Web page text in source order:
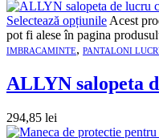
Selectează opțiunile Acest
pot fi alese în pagina
IMBRACAMINTE, PANTALONI
ALLYN salopeta
294,85 lei